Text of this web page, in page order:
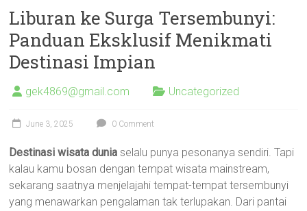
Liburan ke Surga Tersembunyi:
Panduan Eksklusif Menikmati
Destinasi Impian
gek4869@gmail.com Uncategorized
June 3, 2025 0 Comment
Destinasi wisata dunia selalu punya pesonanya sendiri. Tapi
kalau kamu bosan dengan tempat wisata mainstream,
sekarang saatnya menjelajahi tempat-tempat tersembunyi
yang menawarkan pengalaman tak terlupakan. Dari pantai